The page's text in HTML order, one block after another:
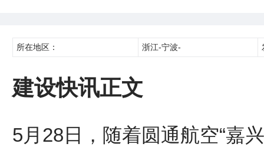
所在地区： 浙江-宁波-
建设快讯正文
5月28日，随着圆通航空“嘉